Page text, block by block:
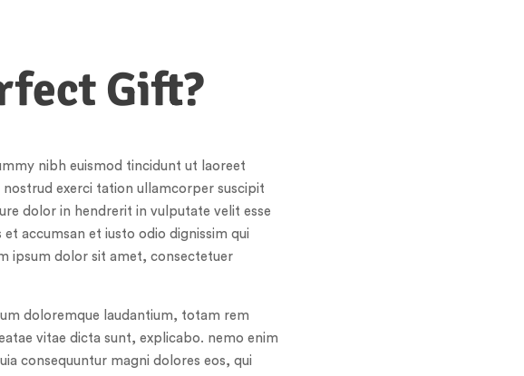
Gift?
nibh euismod tincidunt ut laoreet
exerci tation ullamcorper suscipit
dolor in hendrerit in vulputate velit esse
accumsan et iusto odio dignissim qui
ipsum dolor sit amet, consectetuer
doloremque laudantium, totam rem
vitae dicta sunt, explicabo. nemo enim
consequuntur magni dolores eos, qui